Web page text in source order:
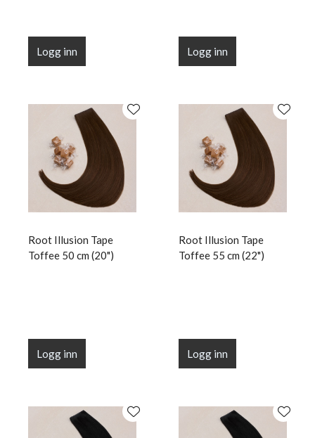
Logg inn Logg inn
Root Illusion Tape
Toffee 50 cm (20")
Logg inn
Root Illusion Tape
Toffee 55 cm (22")
Logg inn